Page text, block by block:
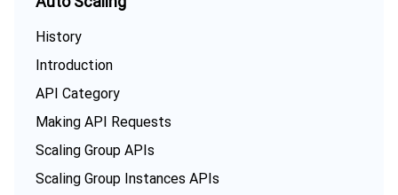
全球应用加速
腾讯云数据仓库 TCHouse-D
数据开发治理平台 WeData
腾讯云 BI
多模态智能数据湖 TCLake
文字识别
知识引擎原子能力
大模型视频创作引擎
腾讯混元生3D
腾讯混元大模型
物联网通信
消息队列
消息队列 RocketMQ 版
消息队列 RabbitMQ 版
消息队列 Pulsar 版
短信
移动推送
邮件推送
实时互动
即时通信 IM
实时音视频
视频服务
媒体直播
媒体点播
History
Introduction
API Category
Making API Requests
Scaling Group APIs
Scaling Group Instances APIs